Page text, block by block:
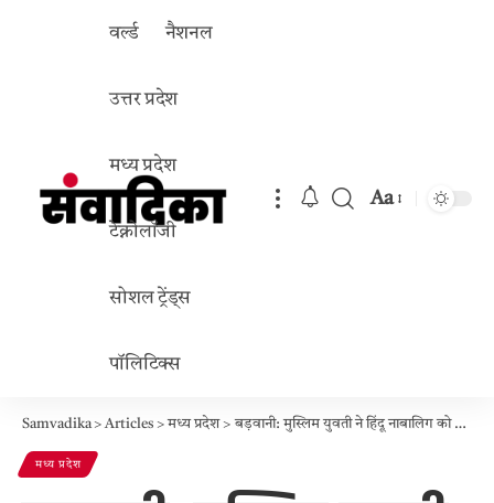
वर्ल्ड नैशनल
उत्तर प्रदेश
मध्य प्रदेश
टेक्नोलॉजी
सोशल ट्रेंड्स
पॉलिटिक्स
Aa
Samvadika>Articles >मध्य प्रदेश>बड़वानी: मुस्लिम युवती ने हिंदू नाबालिग को फोन कर बनाया दबाव- “मेरे भाई से प्यार करो”, लव जिहाद का सनसनीखेज मामला
मध्य प्रदेश